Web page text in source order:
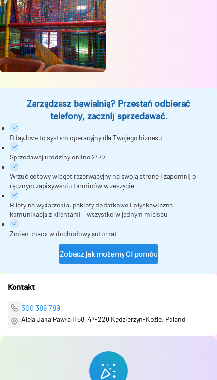
Zarządzasz bawialnią? Przestań odbierać
telefony, zacznij sprzedawać.
Bday.love to system operacyjny dla Twojego biznesu
Sprzedawaj urodziny online 24/7
Wrzuć gotowy widget rezerwacyjny na swoją stronę i zapomnij o
ręcznym zapisywaniu terminów w zeszycie
Bilety na wydarzenia, pakiety dodatkowe i błyskawiczna
komunikacja z klientami – wszystko w jednym miejscu
Zmień chaos w dochodowy automat
Zobacz jak możemy Ci pomóc
Kontakt
500 389 789
Aleja Jana Pawła II 58, 47-220 Kędzierzyn-Koźle, Poland